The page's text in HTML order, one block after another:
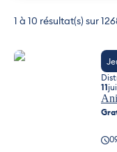
1 à 10 résultat(s) sur
11